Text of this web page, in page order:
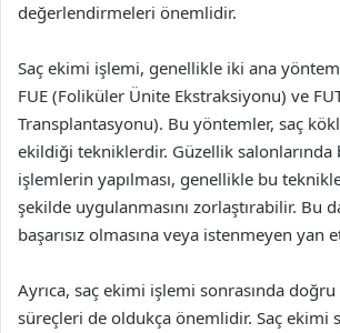
değerlendirmeleri önemlidir.
Saç ekimi işlemi, genellikle iki ana
FUE (Foliküler Ünite Ekstraksiyonu) ve
Transplantasyonu). Bu yöntemler, saç
ekildiği tekniklerdir. Güzellik salonlarında
işlemlerin yapılması, genellikle bu
şekilde uygulanmasını zorlaştırabilir. Bu
başarısız olmasına veya istenmeyen yan
Ayrıca, saç ekimi işlemi sonrasında
süreçleri de oldukça önemlidir. Saç ekimi